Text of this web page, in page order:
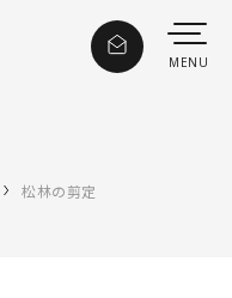
松林の剪定